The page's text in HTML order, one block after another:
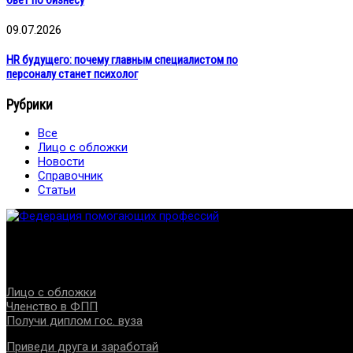
09.07.2026
HR будущего: почему главным специалистом по
персоналу станет психолог
Рубрики
Все
Лицо с обложки
Новости
Справочник
Статьи
Лицо с обложки
Членство в ФПП
Получи диплом гос. вуза
Приведи друга и заработай